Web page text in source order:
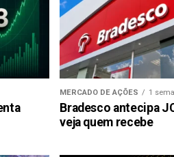
MERCADO DE AÇÕES 1
Bradesco antecipa
veja quem recebe